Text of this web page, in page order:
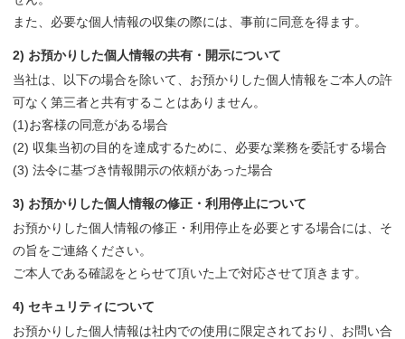
また、必要な個人情報の収集の際には、事前に同意を得ます。
2) お預かりした個人情報の共有・開示について
当社は、以下の場合を除いて、お預かりした個人情報をご本人の許
可なく第三者と共有することはありません。
(1)お客様の同意がある場合
(2) 収集当初の目的を達成するために、必要な業務を委託する場合
(3) 法令に基づき情報開示の依頼があった場合
3) お預かりした個人情報の修正・利用停止について
お預かりした個人情報の修正・利用停止を必要とする場合には、そ
の旨をご連絡ください。
ご本人である確認をとらせて頂いた上で対応させて頂きます。
4) セキュリティについて
お預かりした個人情報は社内での使用に限定されており、お問い合